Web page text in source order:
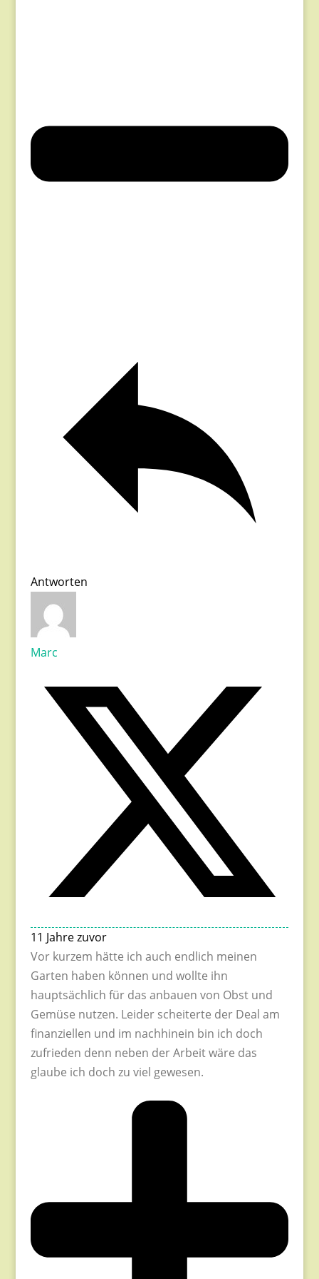
Antworten
Marc
11 Jahre zuvor
Vor kurzem hätte ich auch endlich meinen
Garten haben können und wollte ihn
hauptsächlich für das anbauen von Obst und
Gemüse nutzen. Leider scheiterte der Deal am
finanziellen und im nachhinein bin ich doch
zufrieden denn neben der Arbeit wäre das
glaube ich doch zu viel gewesen.